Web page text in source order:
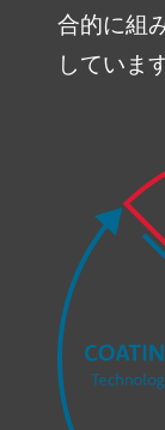
お問い合
合的に組
していま